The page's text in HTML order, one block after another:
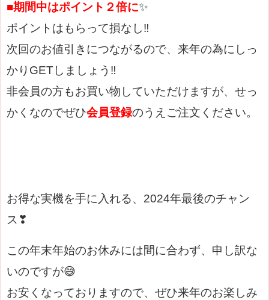
■期間中はポイント２倍に✨
ポイントはもらって損なし‼
次回のお値引きにつながるので、来年の為にしっ
かりGETしましょう‼
非会員の方もお買い物していただけますが、せっ
かくなのでぜひ会員登録のうえご注文ください。
お得な実機を手に入れる、2024年最後のチャン
ス❣
この年末年始のお休みには間に合わず、申し訳な
いのですが😅
お安くなっておりますので、ぜひ来年のお楽しみ